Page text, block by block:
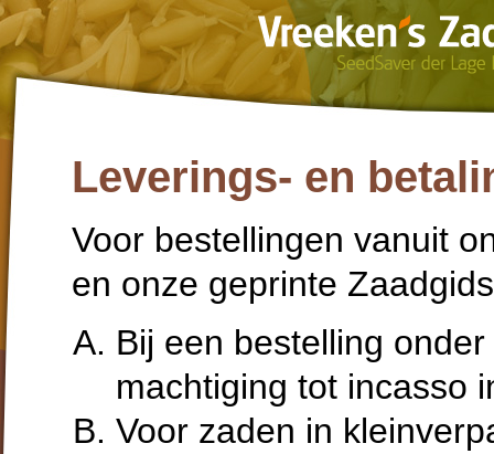
Leverings- en
Voor bestellingen vanuit
en onze geprinte
Bij een bestelling
machtiging tot incasso
Voor zaden in